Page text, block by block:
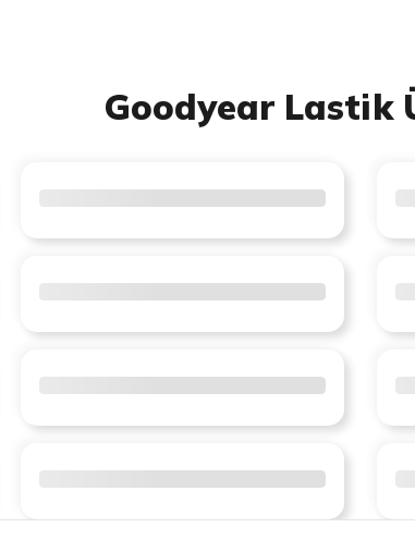
Goodyear Lastik